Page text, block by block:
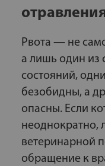
Рвота — не
а лишь один из
состояний,
безобидны, а
опасны. Если
неоднократно,
ветеринарной
обращение к